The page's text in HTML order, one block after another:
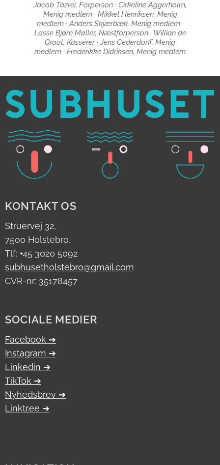
Jacob Tazrei, Forperson · Cirkeline Aggerholm,
Menig medlem · Mikkel Henriksen, Menig
medlem · Anders Skjærbæk, Menig medlem ·
Lasse Bjørn Møller, Næstforperson · Willian de
Groot, Kassérer · Jens Cederdorff, Menig
medlem · Frederikke Didriksen, Menig medlem
KONTAKT OS
Struervej 32,
7500 Holstebro,
Tlf: +45 3020 5092
subhusetholstebro@gmail.com
CVR-nr: 35178457
SOCIALE MEDIER
Facebook ➔
Instagram ➔
Linkedin ➔
TikTok ➔
Nyhedsbrev ➔
Linktr.ee ➔